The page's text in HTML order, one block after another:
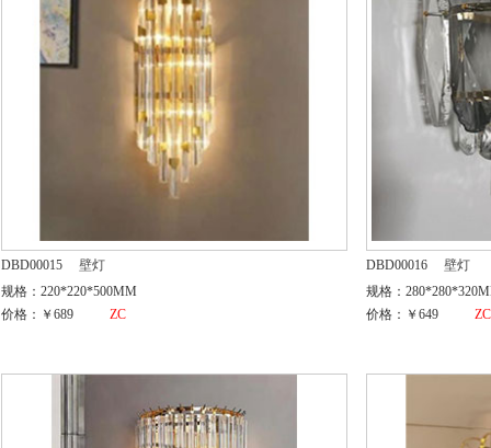
DBD00015
壁灯
规格：220*220*500MM
价格：￥689
ZC
DBD00016
壁灯
规格：
价格：￥649
ZC